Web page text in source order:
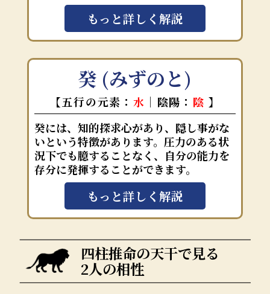
もっと詳しく解説
癸 (みずのと)
【五行の元素：水 ｜陰陽： 陰 】
癸には、知的探求心があり、隠し事がな
いという特徴があります。圧力のある状
況下でも臆することなく、自分の能力を
存分に発揮することができます。
もっと詳しく解説
四柱推命の天干で見る
2人の相性